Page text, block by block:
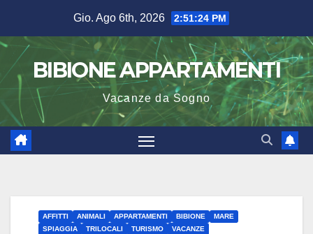
contenuto
Gio. Ago 6th, 2026 2:51:25 PM
BIBIONE APPARTAMENTI
Vacanze da Sogno
AFFITTI ANIMALI APPARTAMENTI BIBIONE
MARE
SPIAGGIA
TRILOCALI TURISMO VACANZE